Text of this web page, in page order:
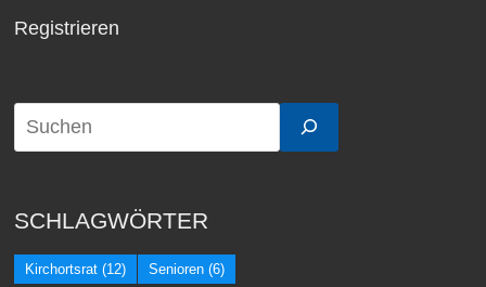
Registrieren
SCHLAGWÖRTER
Kirchortsrat (12) Senioren (6)